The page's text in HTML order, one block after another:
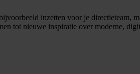
inzetten voor je directieteam,
tot nieuwe inspiratie over moderne,